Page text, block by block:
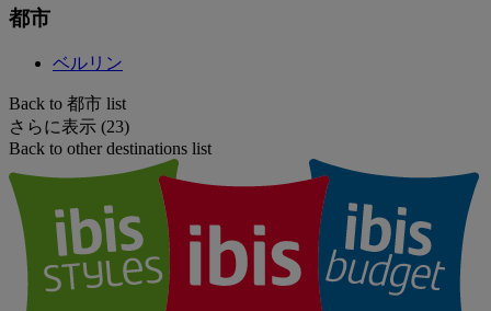
都市
ベルリン
Back to 都市 list
さらに表示 (23)
Back to other destinations list